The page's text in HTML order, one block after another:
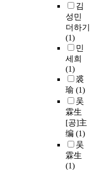
김
성민
더하기
(1)
민
세희
(1)
裘
瑜 (1)
吴
霖生
[공]主
编 (1)
吴
霖生
(1)